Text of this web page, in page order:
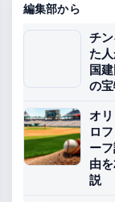
編集部から
チ
た
国
の宝
オ
ロ
ー
由
説